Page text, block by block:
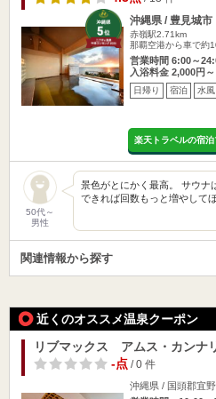
沖縄県 / 豊見城市
赤嶺駅2.71km
那覇空港から車で約
営業時間 6:00～
入浴料金 2,000円～
日帰り 宿泊 水風
楽天トラベルの宿
50代～
男性
景色がとにかく最高。 サウナ
できれば回数もっと増やして
関連情報から探す
近くのオススメ温泉クーポン
リブマックス アムス・カンナ
-点/ 0 件
沖縄県 / 国頭郡宜